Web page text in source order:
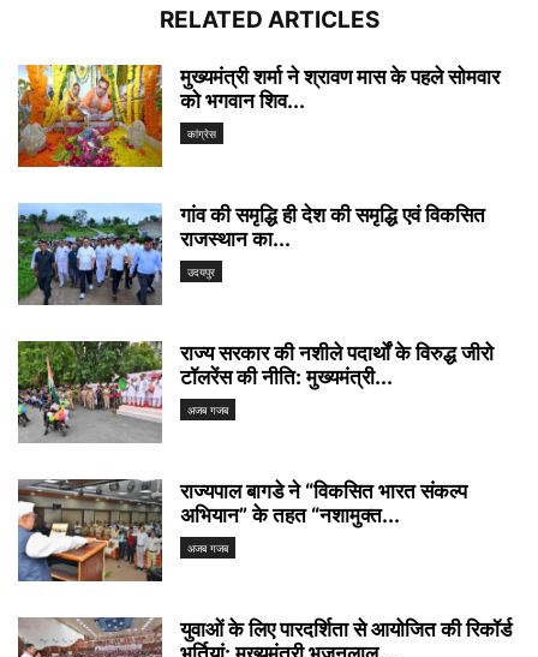
RELATED ARTICLES
मुख्यमंत्री शर्मा ने श्रावण मास के पहले सोमवार
को भगवान शिव...
कांग्रेस
गांव की समृद्धि ही देश की समृद्धि एवं विकसित
राजस्थान का...
उदयपुर
राज्य सरकार की नशीले पदार्थों के विरुद्ध जीरो
टॉलरेंस की नीति: मुख्यमंत्री...
अजब गजब
राज्यपाल बागडे ने “विकसित भारत संकल्प
अभियान” के तहत “नशामुक्त...
अजब गजब
युवाओं के लिए पारदर्शिता से आयोजित की रिकॉर्ड